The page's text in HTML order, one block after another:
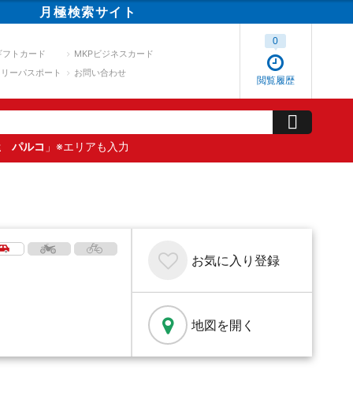
月極検索サイト
フトカード
MKPビジネスカード
ーパスポート
お問い合わせ
閲覧履歴
0
パルコ 」※エリアも入力
お気に入り 登録
地図を開く